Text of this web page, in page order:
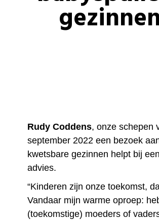
Rudy Coddens, onze schepen
september 2022 een bezoek
kwetsbare gezinnen helpt bij
advies.
“Kinderen zijn onze toekomst,
Vandaar mijn warme oproep:
(toekomstige) moeders of